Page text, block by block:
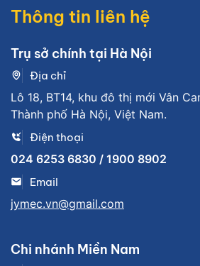
Thông tin liên hệ
Trụ sở chính tại Hà Nội
Địa chỉ
Lô 18, BT14, khu đô thị mới Vân
Thành phố Hà Nội, Việt Nam.
Điện thoại
024 6253 6830 / 1900 8902
Email
jymec.vn@gmail.com
Chi nhánh Miền Nam